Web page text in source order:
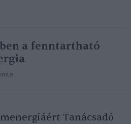
a fenntartható
Tanácsadó